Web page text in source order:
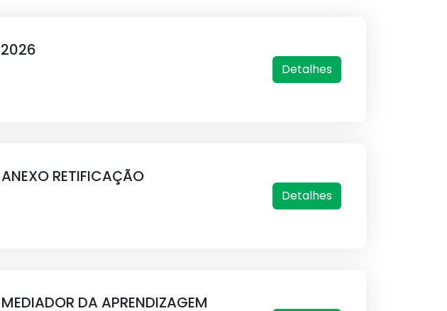
2026
Detalhes
RETIFICAÇÃO
Detalhes
DA APRENDIZAGEM